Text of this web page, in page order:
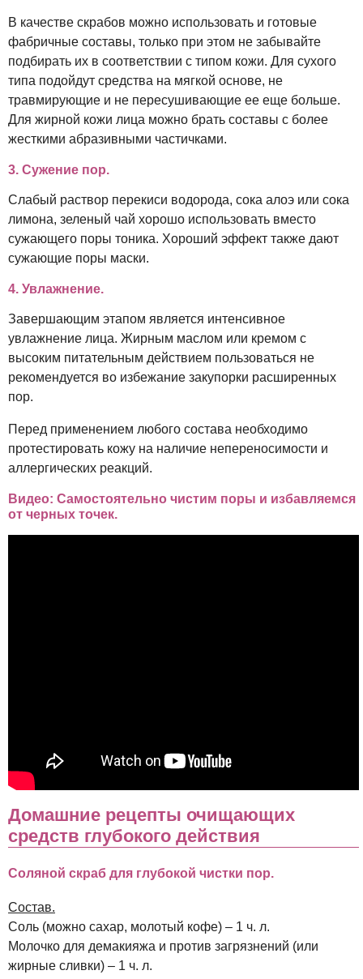
В качестве скрабов можно использовать и готовые
фабричные составы, только при этом не забывайте
подбирать их в соответствии с типом кожи. Для сухого
типа подойдут средства на мягкой основе, не
травмирующие и не пересушивающие ее еще больше.
Для жирной кожи лица можно брать составы с более
жесткими абразивными частичками.
3. Сужение пор.
Слабый раствор перекиси водорода, сока алоэ или сока
лимона, зеленый чай хорошо использовать вместо
сужающего поры тоника. Хороший эффект также дают
сужающие поры маски.
4. Увлажнение.
Завершающим этапом является интенсивное
увлажнение лица. Жирным маслом или кремом с
высоким питательным действием пользоваться не
рекомендуется во избежание закупорки расширенных
пор.
Перед применением любого состава необходимо
протестировать кожу на наличие непереносимости и
аллергических реакций.
Видео: Самостоятельно чистим поры и избавляемся
от черных точек.
Домашние рецепты очищающих
средств глубокого действия
Соляной скраб для глубокой чистки пор.
Состав.
Соль (можно сахар, молотый кофе) – 1 ч. л.
Молочко для демакияжа и против загрязнений (или
жирные сливки) – 1 ч. л.